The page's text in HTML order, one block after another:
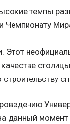
темпы
Чемпионату
Этот
данный